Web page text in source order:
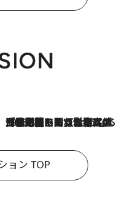
2026.8.3
「住宅建てられない…」「サーチャージ料の高値が続いている」ホルムズ海峡封鎖による影響はいつまで続く？《エネルギー専門家に聞く“どうなる日本の暮らし”》
ョン TOP